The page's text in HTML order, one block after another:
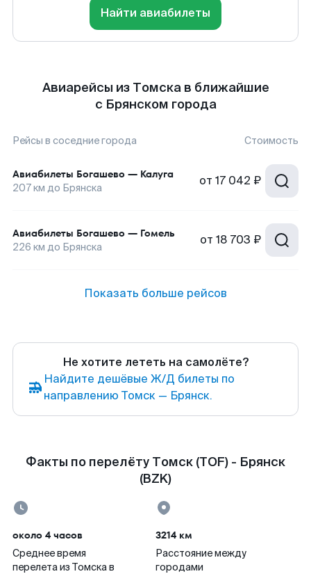
Найти авиабилеты
Авиарейсы из Томска в ближайшие
с Брянском города
Рейсы в соседние города Стоимость
Авиабилеты Богашево — Калуга
207км до Брянска от 17 042 ₽
Авиабилеты Богашево — Гомель
226 км до Брянска от 18 703 ₽
Показать больше рейсов
Не хотите лететь на самолёте?
Найдите дешёвые Ж/Д билеты по
направлению Томск — Брянск.
Факты по перелёту Томск (TOF) - Брянск
(BZK)
около 4 часов
Среднее время
перелета из Томска в
3214 км
Расстояние между
городами